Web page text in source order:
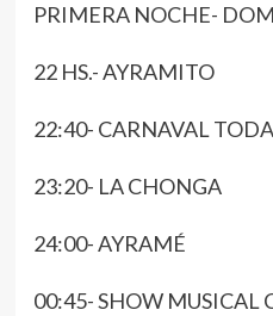
PRIMERA NOCHE-
22 HS.- AYRAMITO
22:40- CARNAVAL
23:20- LA CHONGA
24:00- AYRAMÉ
00:45- SHOW MUSICAL